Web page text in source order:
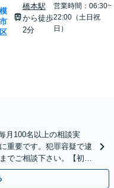
橋本駅
から徒歩
2分
営業時間：06:30~
22:00（土日祝
日）
月100名以上の相談実
重要です。犯罪容疑で逮
でご相談下さい。【初回